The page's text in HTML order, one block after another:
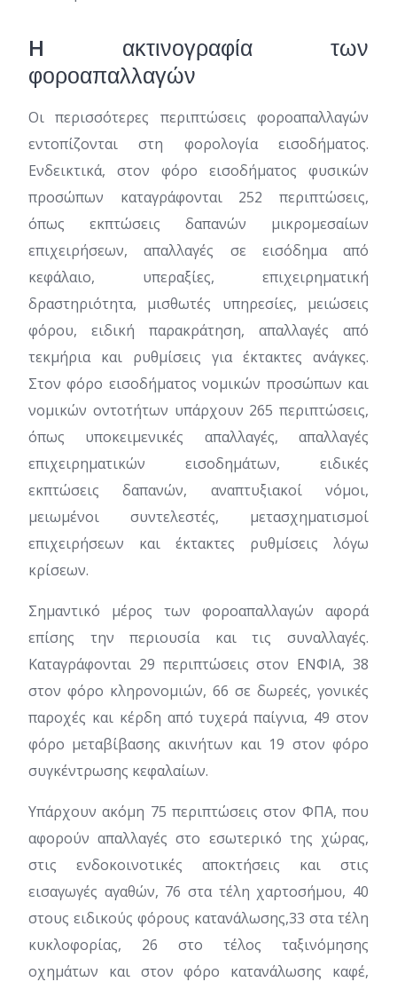
H ακτινογραφία των
φοροαπαλλαγών
Οι περισσότερες περιπτώσεις φοροαπαλλαγών
εντοπίζονται στη φορολογία εισοδήματος.
Ενδεικτικά, στον φόρο εισοδήματος φυσικών
προσώπων καταγράφονται 252 περιπτώσεις,
όπως εκπτώσεις δαπανών μικρομεσαίων
επιχειρήσεων, απαλλαγές σε εισόδημα από
κεφάλαιο, υπεραξίες, επιχειρηματική
δραστηριότητα, μισθωτές υπηρεσίες, μειώσεις
φόρου, ειδική παρακράτηση, απαλλαγές από
τεκμήρια και ρυθμίσεις για έκτακτες ανάγκες.
Στον φόρο εισοδήματος νομικών προσώπων και
νομικών οντοτήτων υπάρχουν 265 περιπτώσεις,
όπως υποκειμενικές απαλλαγές, απαλλαγές
επιχειρηματικών εισοδημάτων, ειδικές
εκπτώσεις δαπανών, αναπτυξιακοί νόμοι,
μειωμένοι συντελεστές, μετασχηματισμοί
επιχειρήσεων και έκτακτες ρυθμίσεις λόγω
κρίσεων.
Σημαντικό μέρος των φοροαπαλλαγών αφορά
επίσης την περιουσία και τις συναλλαγές.
Καταγράφονται 29 περιπτώσεις στον ΕΝΦΙΑ, 38
στον φόρο κληρονομιών, 66 σε δωρεές, γονικές
παροχές και κέρδη από τυχερά παίγνια, 49 στον
φόρο μεταβίβασης ακινήτων και 19 στον φόρο
συγκέντρωσης κεφαλαίων.
Υπάρχουν ακόμη 75 περιπτώσεις στον ΦΠΑ, που
αφορούν απαλλαγές στο εσωτερικό της χώρας,
στις ενδοκοινοτικές αποκτήσεις και στις
εισαγωγές αγαθών, 76 στα τέλη χαρτοσήμου, 40
στους ειδικούς φόρους κατανάλωσης,33 στα τέλη
κυκλοφορίας, 26 στο τέλος ταξινόμησης
οχημάτων και στον φόρο κατανάλωσης καφέ,